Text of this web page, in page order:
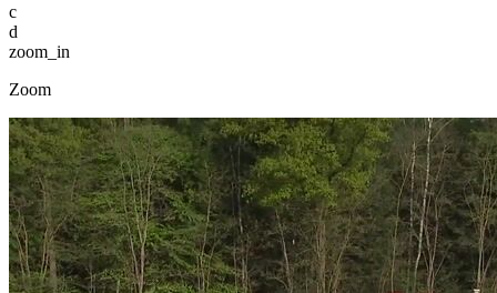
c
d
zoom_in
Zoom